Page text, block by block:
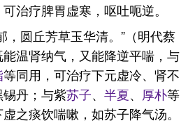
治疗脾胃虚寒，呕吐呃逆。
，圆丘芳草玉华清。”（明代蔡
温肾纳气，又能降逆平喘，与
等同用，可治疗下元虚冷、肾不
丹；与紫苏子、 半夏、 厚朴等
之痰饮喘嗽，如苏子降气汤。